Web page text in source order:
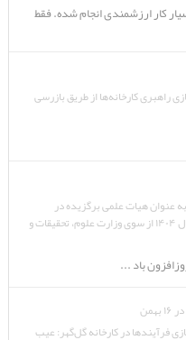
کار ارزشمندی انجام شده. فقط
راهبری کارخانه‌ها از طریق بازرسی
عنوان هیات علمی برگزیده در
همکاری با جامعه و صنعت در سال ۱۴۰۴ از سوی وزارت علوم، تحقیقات و
باد ...
در ۱۶ بهمن
فرآیندها در کارخانه گل‌گهر: عیب